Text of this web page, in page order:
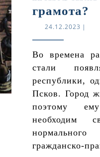
грамота?
24.12.2023 |
Во времена раздробленности Руси
стали
республики,
Псков. Город
поэтому
необходим
гражданско-